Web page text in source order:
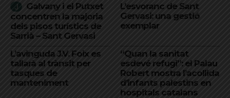
Galvany i el Putxet
concentren la majoria
dels pisos turístics de
Sarrià – Sant Gervasi
L’esvoranc de Sant
Gervasi: una gestió
exemplar
L’avinguda J.V. Foix es
tallarà al trànsit per
tasques de
manteniment
“Quan la sanitat
esdevé refugi”: el Palau
Robert mostra l’acollida
d’infants palestins en
hospitals catalans